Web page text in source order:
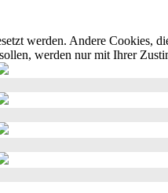
werden. Andere Cookies,
werden nur mit Ihrer